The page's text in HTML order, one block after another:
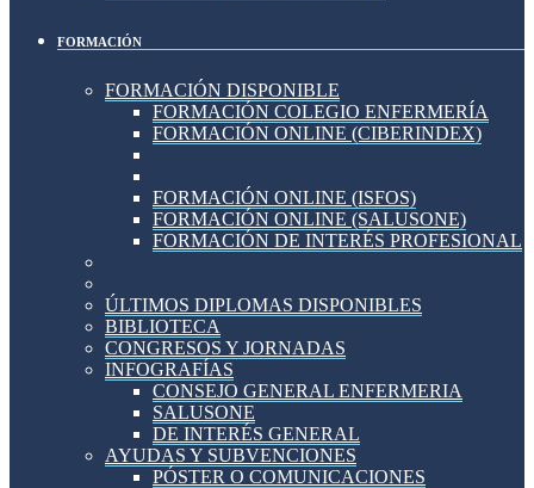
FORMACIÓN
FORMACIÓN DISPONIBLE
FORMACIÓN COLEGIO ENFERMERÍA
FORMACIÓN ONLINE (CIBERINDEX)
FORMACIÓN ONLINE (ISFOS)
FORMACIÓN ONLINE (SALUSONE)
FORMACIÓN DE INTERÉS PROFESIONAL
ÚLTIMOS DIPLOMAS DISPONIBLES
BIBLIOTECA
CONGRESOS Y JORNADAS
INFOGRAFÍAS
CONSEJO GENERAL ENFERMERIA
SALUSONE
DE INTERÉS GENERAL
AYUDAS Y SUBVENCIONES
PÓSTER O COMUNICACIONES